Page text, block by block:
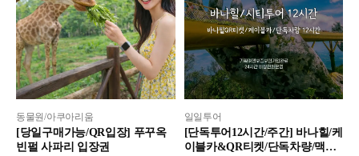
동물원/아쿠아리움
[당일구매가능/QR입장] 푸꾸옥
빈펄 사파리 입장권
일일투어
[단독투어12시간/주간] 바나힐/케
이블카&QR티켓/단독차량/맥주